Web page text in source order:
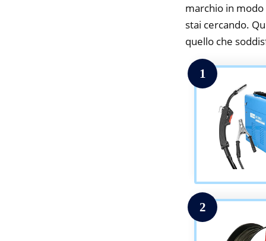
marchio in
stai cercando.
quello che
1
2